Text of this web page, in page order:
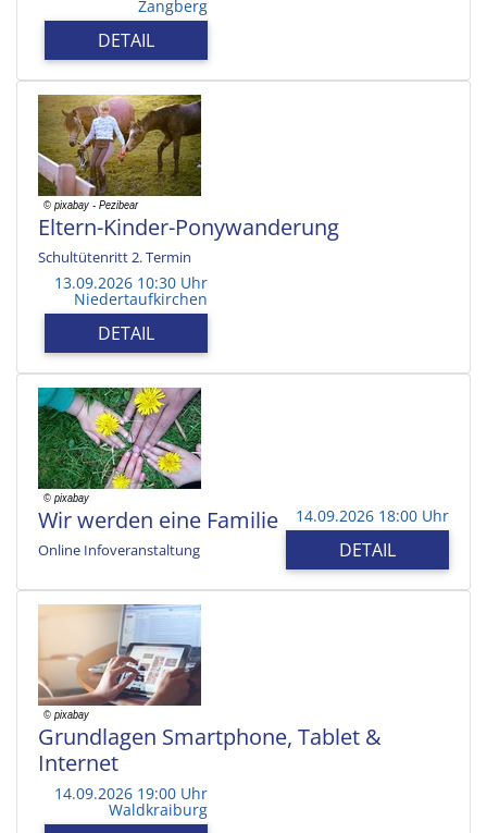
Zangberg
DETAIL
Eltern-Kinder-Ponywanderung
Schultütenritt 2. Termin
13.09.2026 10:30 Uhr
Niedertaufkirchen
DETAIL
Wir werden eine Familie
Online Infoveranstaltung
14.09.2026 18:00 Uhr
DETAIL
Grundlagen Smartphone, Tablet &
Internet
14.09.2026 19:00 Uhr
Waldkraiburg